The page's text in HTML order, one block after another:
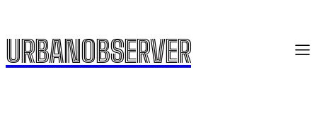
URBANOBSERVER